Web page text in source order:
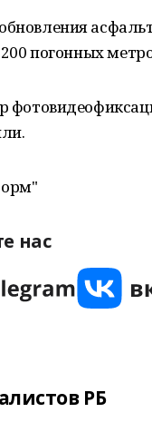
200 погонных
нас
РБ